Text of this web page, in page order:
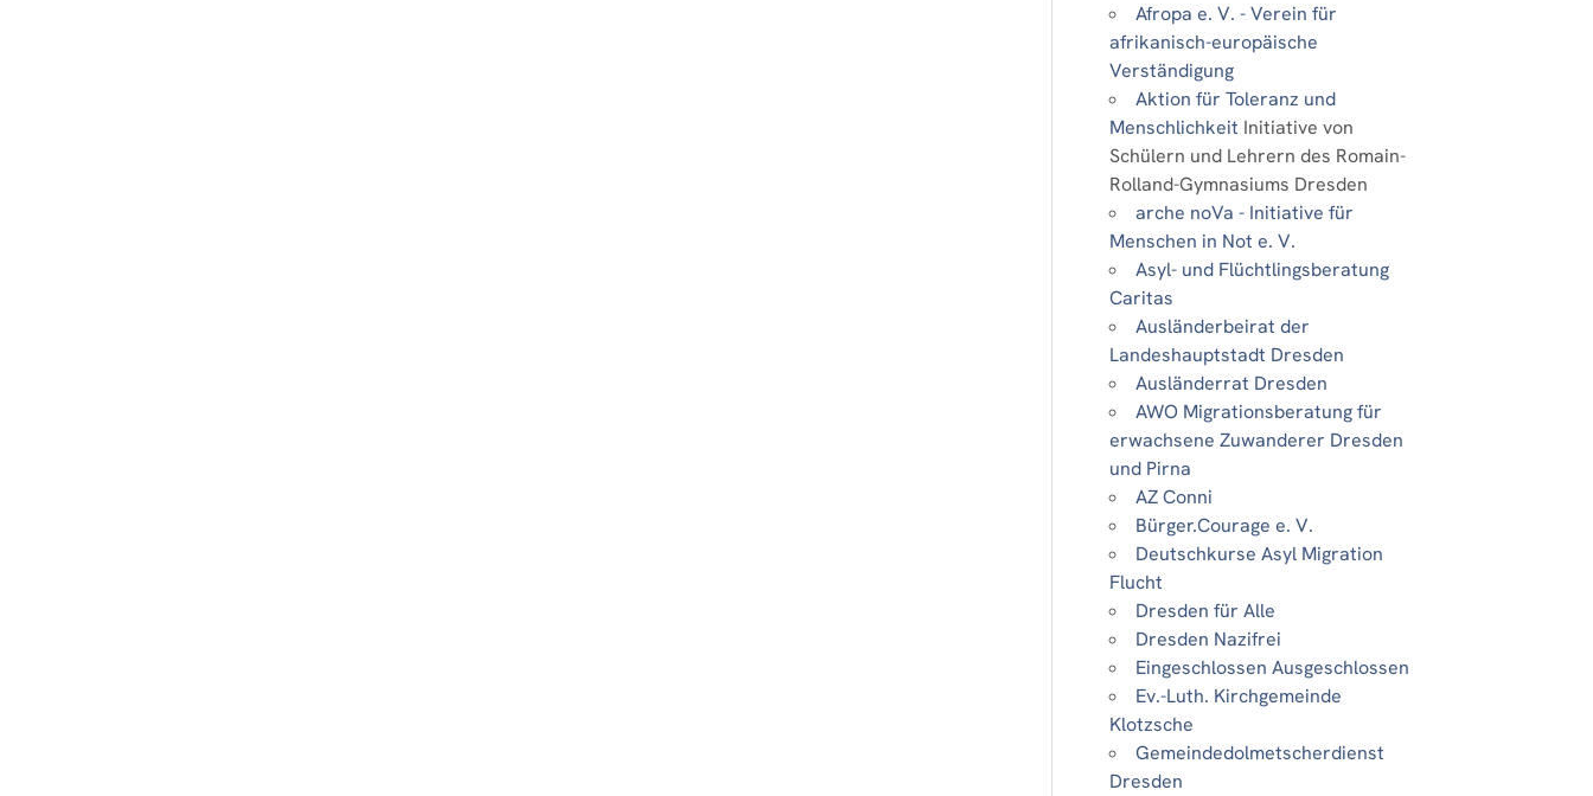
Afropa e. V. - Verein für
afrikanisch-europäische
Verständigung
Aktion für Toleranz und
Menschlichkeit Initiative von
Schülern und Lehrern des Romain-
Rolland-Gymnasiums Dresden
arche noVa - Initiative für
Menschen in Not e. V.
Asyl- und Flüchtlingsberatung
Caritas
Ausländerbeirat der
Landeshauptstadt Dresden
Ausländerrat Dresden
AWO Migrationsberatung für
erwachsene Zuwanderer Dresden
und Pirna
AZ Conni
Bürger.Courage e. V.
Deutschkurse Asyl Migration
Flucht
Dresden für Alle
Dresden Nazifrei
Eingeschlossen Ausgeschlossen
Ev.-Luth. Kirchgemeinde
Klotzsche
Gemeindedolmetscherdienst
Dresden